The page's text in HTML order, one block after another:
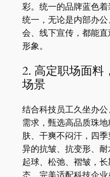
彩。统一的品牌蓝色
统一，无论是内部办
会、线下宣传，都能
形象。
2. 高定职场面料
场景
结合科技员工久坐办
需求，甄选高品质珠
肤、干爽不闷汗，四
异的抗皱、抗变形、
起球、松弛、褶皱，